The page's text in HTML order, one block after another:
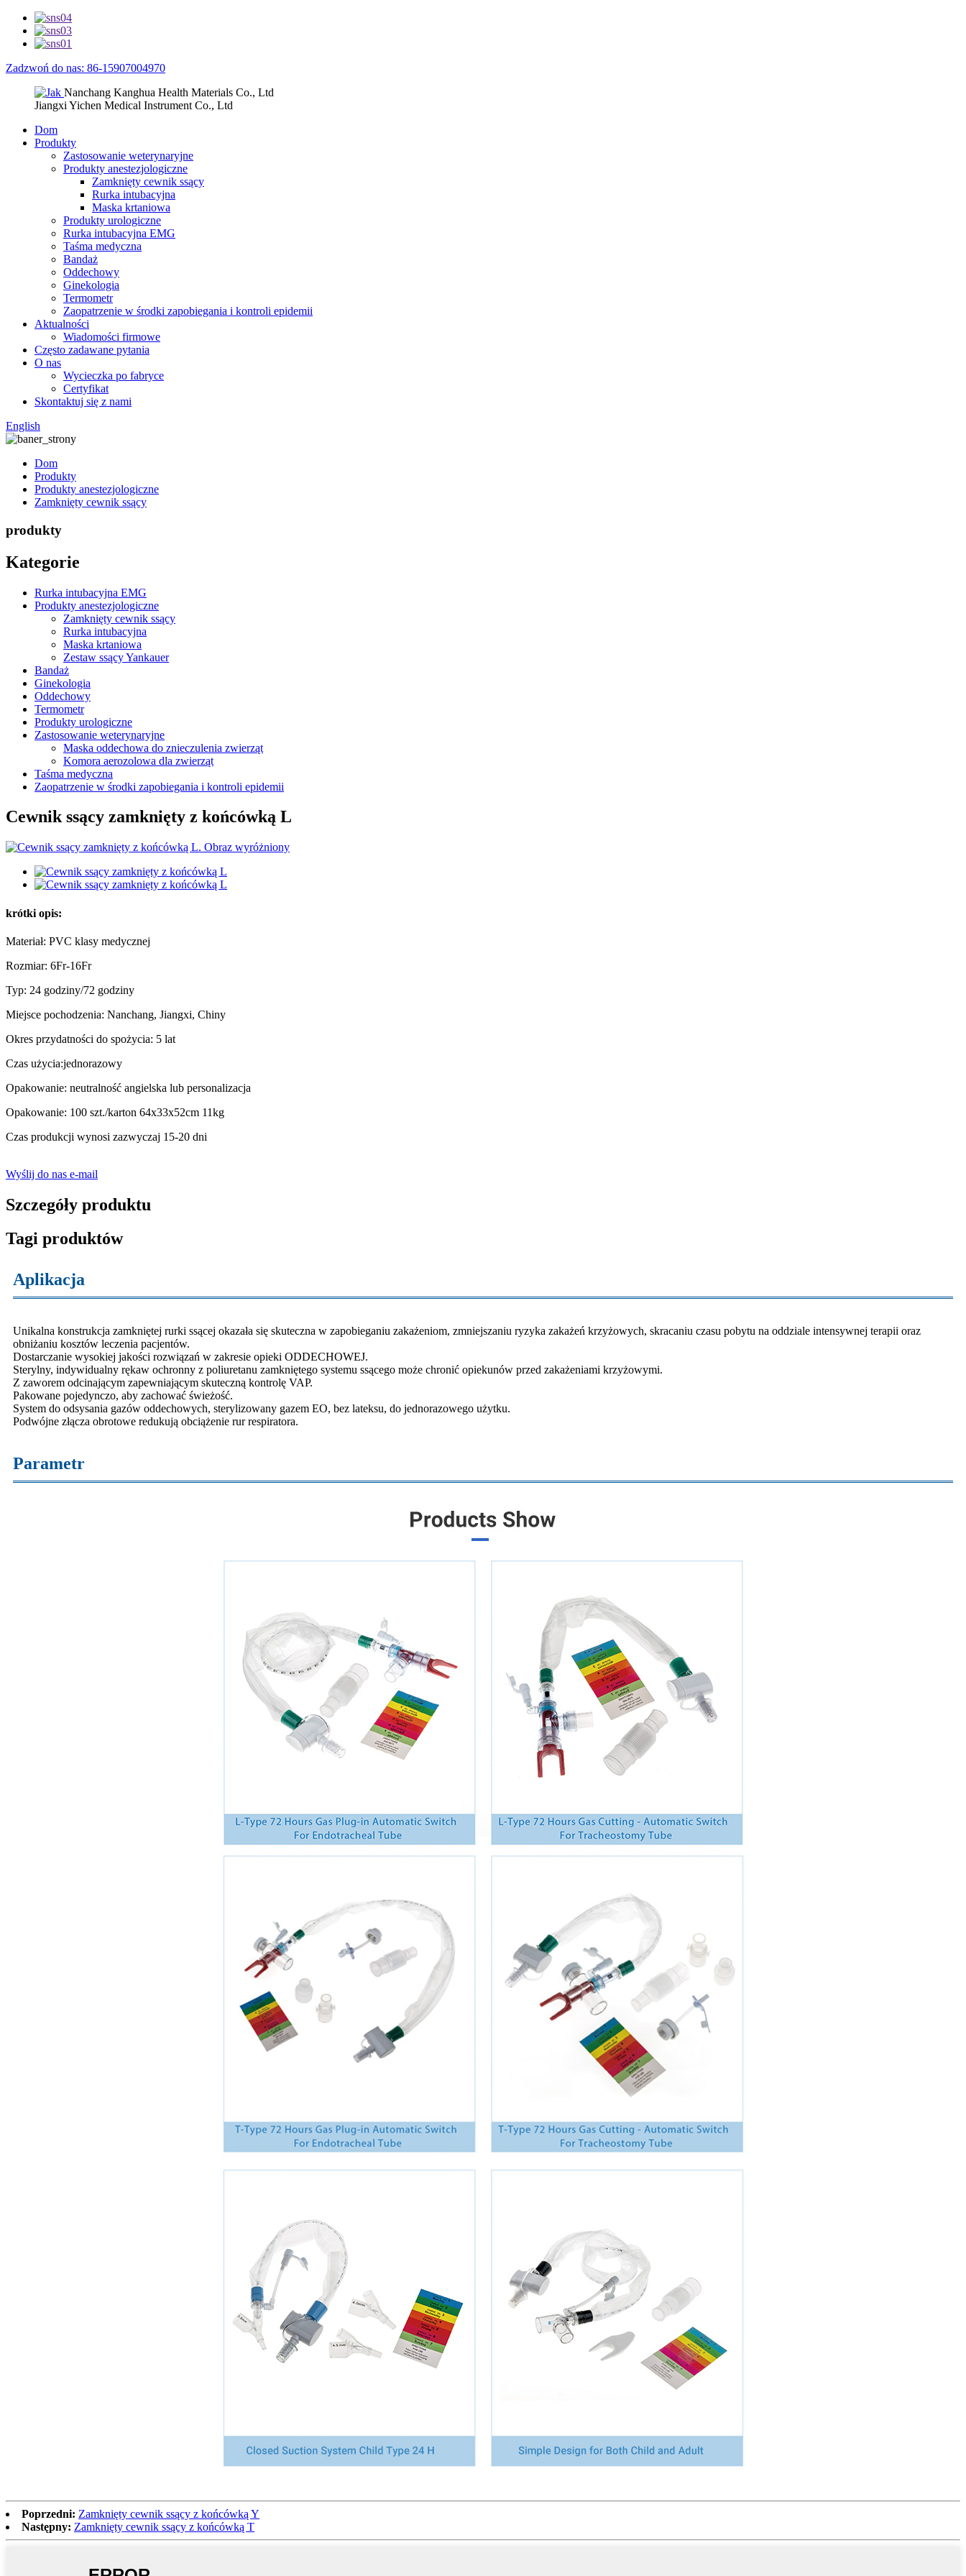
Zadzwoń do nas: 86-15907004970
Nanchang Kanghua Health Materials Co., Ltd
Jiangxi Yichen Medical Instrument Co., Ltd
Dom
Produkty
Zastosowanie weterynaryjne
Produkty anestezjologiczne
Zamknięty cewnik ssący
Rurka intubacyjna
Maska krtaniowa
Produkty urologiczne
Rurka intubacyjna EMG
Taśma medyczna
Bandaż
Oddechowy
Ginekologia
Termometr
Zaopatrzenie w środki zapobiegania i kontroli epidemii
Aktualności
Wiadomości firmowe
Często zadawane pytania
O nas
Wycieczka po fabryce
Certyfikat
Skontaktuj się z nami
English
Dom
Produkty
Produkty anestezjologiczne
Zamknięty cewnik ssący
produkty
Kategorie
Rurka intubacyjna EMG
Produkty anestezjologiczne
Zamknięty cewnik ssący
Rurka intubacyjna
Maska krtaniowa
Zestaw ssący Yankauer
Bandaż
Ginekologia
Oddechowy
Termometr
Produkty urologiczne
Zastosowanie weterynaryjne
Maska oddechowa do znieczulenia zwierząt
Komora aerozolowa dla zwierząt
Taśma medyczna
Zaopatrzenie w środki zapobiegania i kontroli epidemii
Cewnik ssący zamknięty z końcówką L
krótki opis:
Materiał: PVC klasy medycznej
Rozmiar: 6Fr-16Fr
Typ: 24 godziny/72 godziny
Miejsce pochodzenia: Nanchang, Jiangxi, Chiny
Okres przydatności do spożycia: 5 lat
Czas użycia:jednorazowy
Opakowanie: neutralność angielska lub personalizacja
Opakowanie: 100 szt./karton 64x33x52cm 11kg
Czas produkcji wynosi zazwyczaj 15-20 dni
Wyślij do nas e-mail
Szczegóły produktu
Tagi produktów
Aplikacja
Unikalna konstrukcja zamkniętej rurki ssącej okazała się skuteczna w zapobieganiu zakażeniom, zmniejszaniu ryzyka zakażeń krzyżowych, skracaniu czasu pobytu na oddziale intensywnej terapii oraz
obniżaniu kosztów leczenia pacjentów.
Dostarczanie wysokiej jakości rozwiązań w zakresie opieki ODDECHOWEJ.
Sterylny, indywidualny rękaw ochronny z poliuretanu zamkniętego systemu ssącego może chronić opiekunów przed zakażeniami krzyżowymi.
Z zaworem odcinającym zapewniającym skuteczną kontrolę VAP.
Pakowane pojedynczo, aby zachować świeżość.
System do odsysania gazów oddechowych, sterylizowany gazem EO, bez lateksu, do jednorazowego użytku.
Podwójne złącza obrotowe redukują obciążenie rur respiratora.
Parametr
Poprzedni: Zamknięty cewnik ssący z końcówką Y
Następny: Zamknięty cewnik ssący z końcówką T